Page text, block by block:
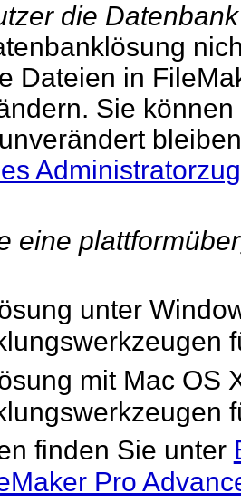
die
Dateien in
Sie
eine
unter
mit Mac OS
finden Sie unter
Pro